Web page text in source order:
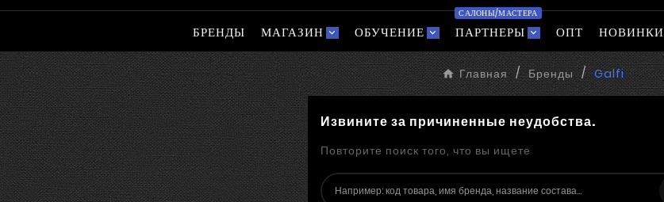
БРЕНДЫ МАГАЗИН ОБУЧЕНИЕ ПАРТНЕРЫ
САЛОНЫ/МАСТЕРА
ОПТ НОВИНКИ
Главная Бренды Galfi
Извините за причиненные неудобства.
Повторите поиск того, что вы ищете